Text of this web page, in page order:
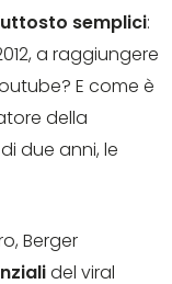
semplici:
a raggiungere
E come è
della
due anni, le
Berger
del viral